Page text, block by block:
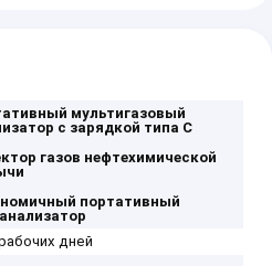
мультигазовый
с зарядкой типа C
газов нефтехимической
портативный
дней